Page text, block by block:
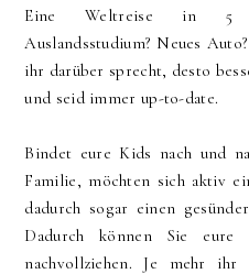
Eine Weltreise in 5
Auslandsstudium? Neues
ihr darüber sprecht, desto
und seid immer up-to-date.
Bindet eure Kids nach und
Familie, möchten sich aktiv
dadurch sogar einen
Dadurch können Sie eure
nachvollziehen. Je mehr